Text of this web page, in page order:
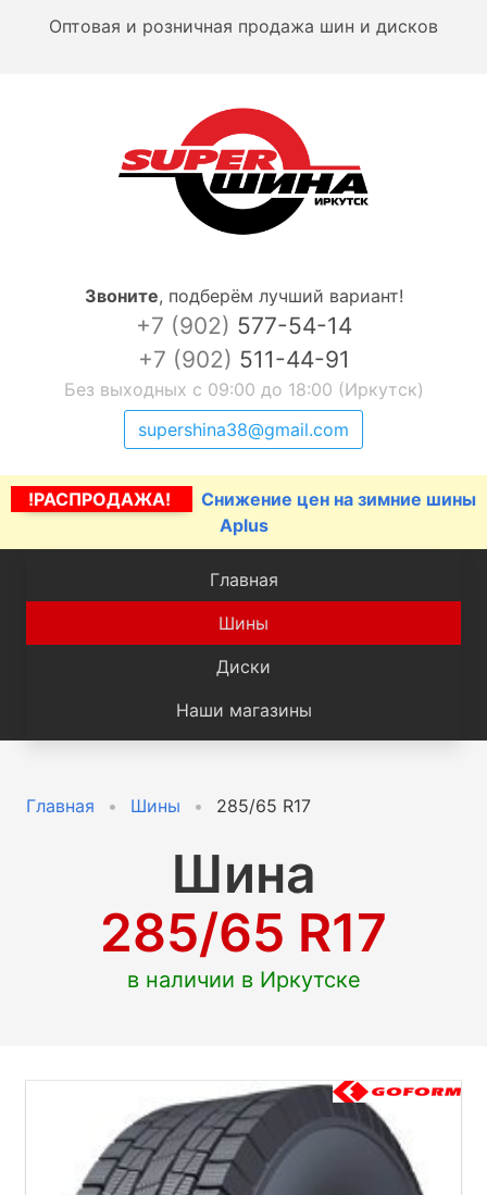
Оптовая и розничная продажа шин и дисков
Звоните, подберём лучший вариант!
+7 (902) 577-54-14
+7 (902) 511-44-91
Без выходных с 09:00 до 18:00 (Иркутск)
supershina38@gmail.com
!РАСПРОДАЖА!
Снижение цен на зимние шины
Aplus
Главная
Шины
Диски
Наши магазины
Главная Шины 285/65 R17
Шина
285/65 R17
в наличии в Иркутске